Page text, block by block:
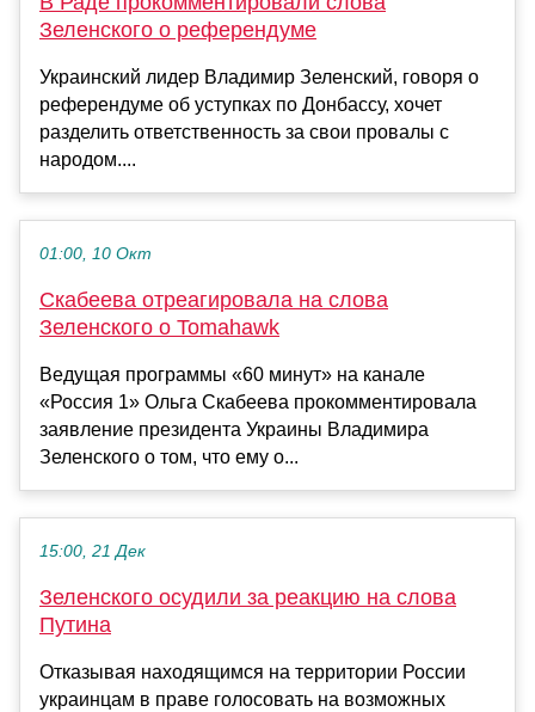
Зеленского о референдуме
Украинский лидер Владимир Зеленский, говоря о
референдуме об уступках по Донбассу, хочет
разделить ответственность за свои провалы с
народом....
01:00, 10 Окт
Скабеева отреагировала на слова
Зеленского о Tomahawk
Ведущая программы «60 минут» на канале
«Россия 1» Ольга Скабеева прокомментировала
заявление президента Украины Владимира
Зеленского о том, что ему о...
15:00, 21 Дек
Зеленского осудили за реакцию на слова
Путина
Отказывая находящимся на территории России
украинцам в праве голосовать на возможных